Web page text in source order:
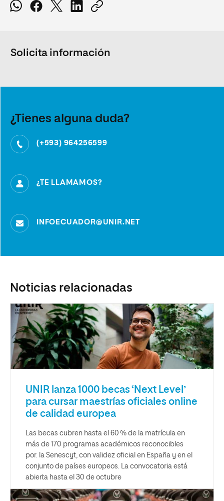
Solicita información
¿Tienes alguna duda?
(+593) 964256599
¿TE LLAMAMOS?
INFOECUADOR@UNIR.NET
Noticias relacionadas
UNIR lanza 1000 becas ‘Next Level’
para cursar maestrías oficiales online
de calidad europea
Las becas cubren hasta el 60 % de la matrícula en
más de 170 programas académicos reconocibles
por. la Senescyt, con validez oficial en España y en el
conjunto de países europeos. La convocatoria está
abierta hasta el 30 de octubre